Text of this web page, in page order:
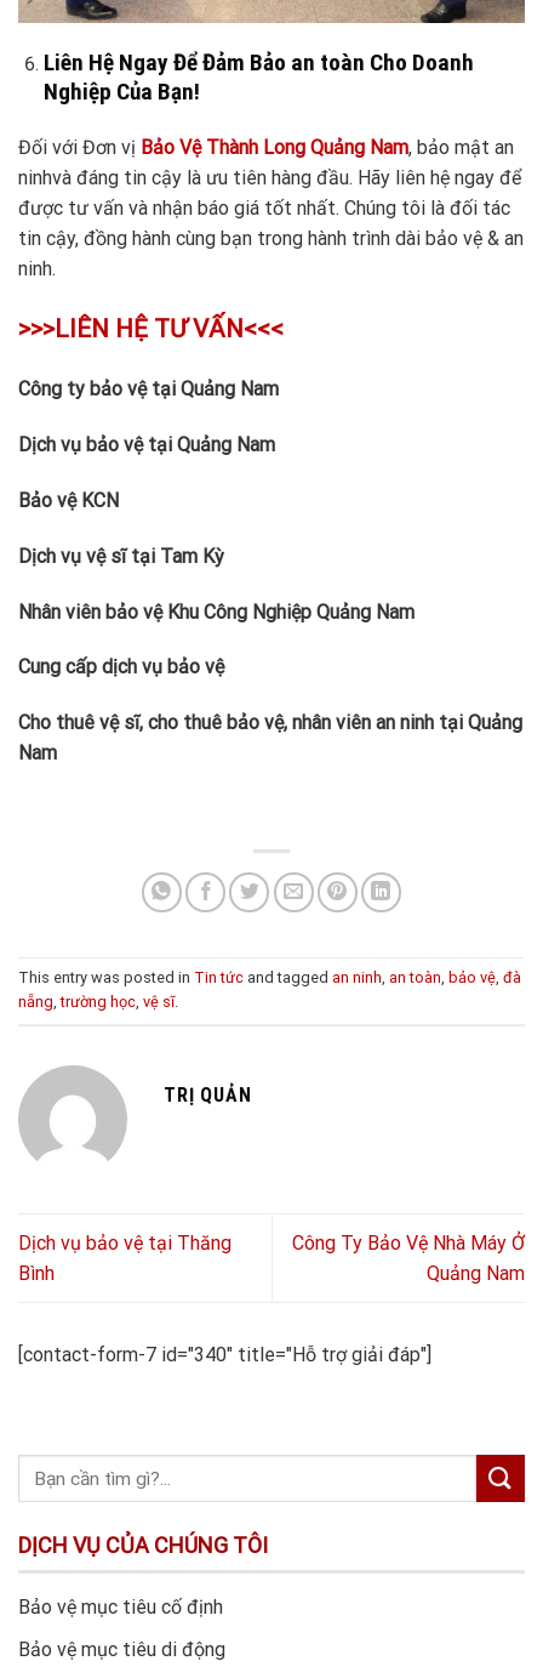
Liên Hệ Ngay Để Đảm Bảo an toàn Cho Doanh
Nghiệp Của Bạn!
Đối với Đơn vị Bảo Vệ Thành Long Quảng Nam, bảo mật an
ninhvà đáng tin cậy là ưu tiên hàng đầu. Hãy liên hệ ngay để
được tư vấn và nhận báo giá tốt nhất. Chúng tôi là đối tác
tin cậy, đồng hành cùng bạn trong hành trình dài bảo vệ & an
ninh.
>>>LIÊN HỆ TƯ VẤN<<<
Công ty bảo vệ tại Quảng Nam
Dịch vụ bảo vệ tại Quảng Nam
Bảo vệ KCN
Dịch vụ vệ sĩ tại Tam Kỳ
Nhân viên bảo vệ Khu Công Nghiệp Quảng Nam
Cung cấp dịch vụ bảo vệ
Cho thuê vệ sĩ, cho thuê bảo vệ, nhân viên an ninh tại Quảng
Nam
This entry was posted in Tin tức and tagged an ninh, an toàn, bảo vệ, đà
nẵng,trường học, vệ sĩ.
TRỊ QUẢN
Dịch vụ bảo vệ tại Thăng
Bình
Công Ty Bảo Vệ Nhà Máy Ở
Quảng Nam
[contact-form-7 id="340" title="Hỗ trợ giải đáp"]
DỊCH VỤ CỦA CHÚNG TÔI
Bảo vệ mục tiêu cố định
Bảo vệ mục tiêu di động